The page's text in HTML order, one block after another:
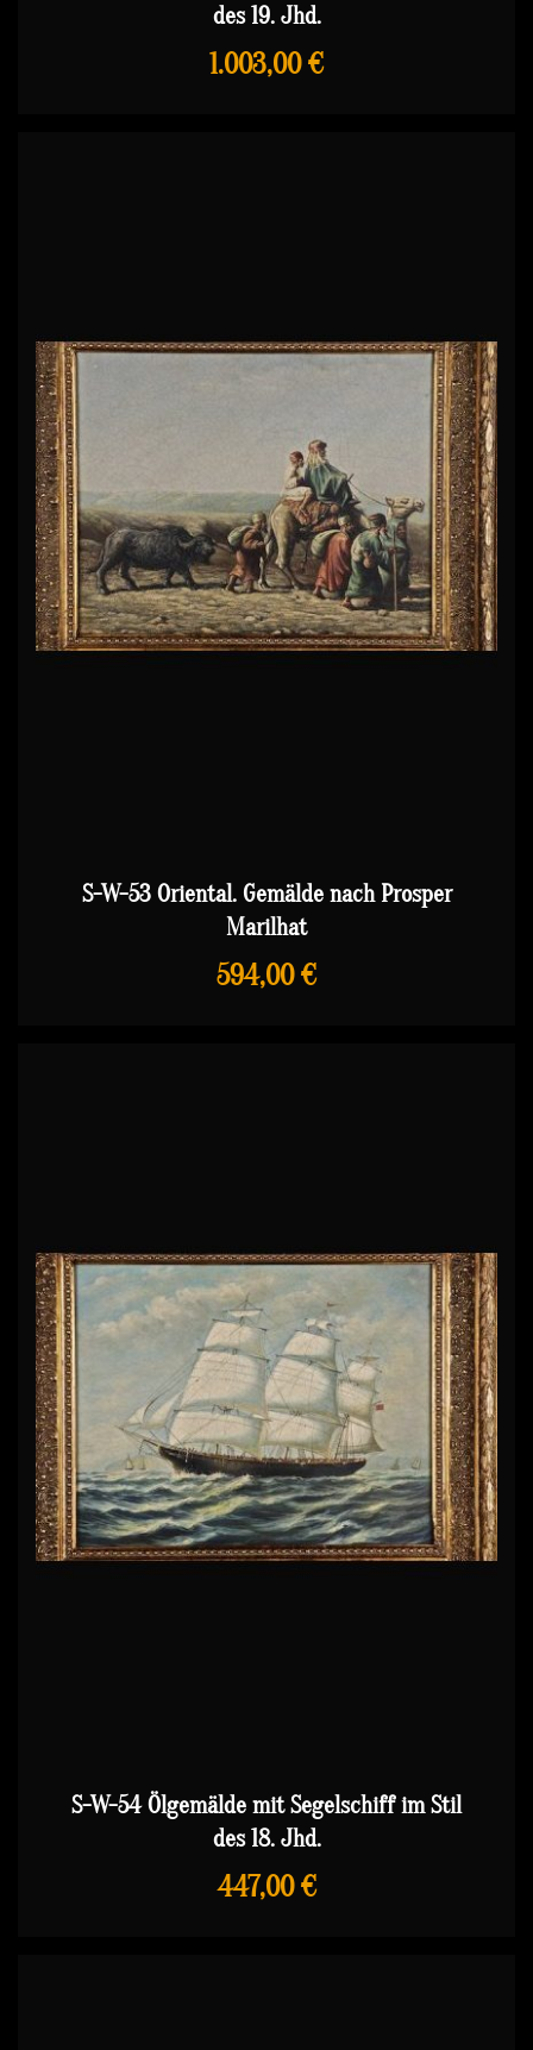
des 19. Jhd.
1.003,00 €
S-W-53 Oriental. Gemälde nach Prosper
Marilhat
594,00 €
S-W-54 Ölgemälde mit Segelschiff im Stil
des 18. Jhd.
447,00 €